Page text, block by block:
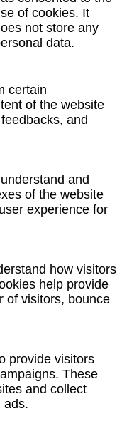
of cookies. It
not store any
data.
certain
of the website
and
and
of the website
experience for
how visitors
help provide
of visitors, bounce
provide visitors
These
and collect
ads.